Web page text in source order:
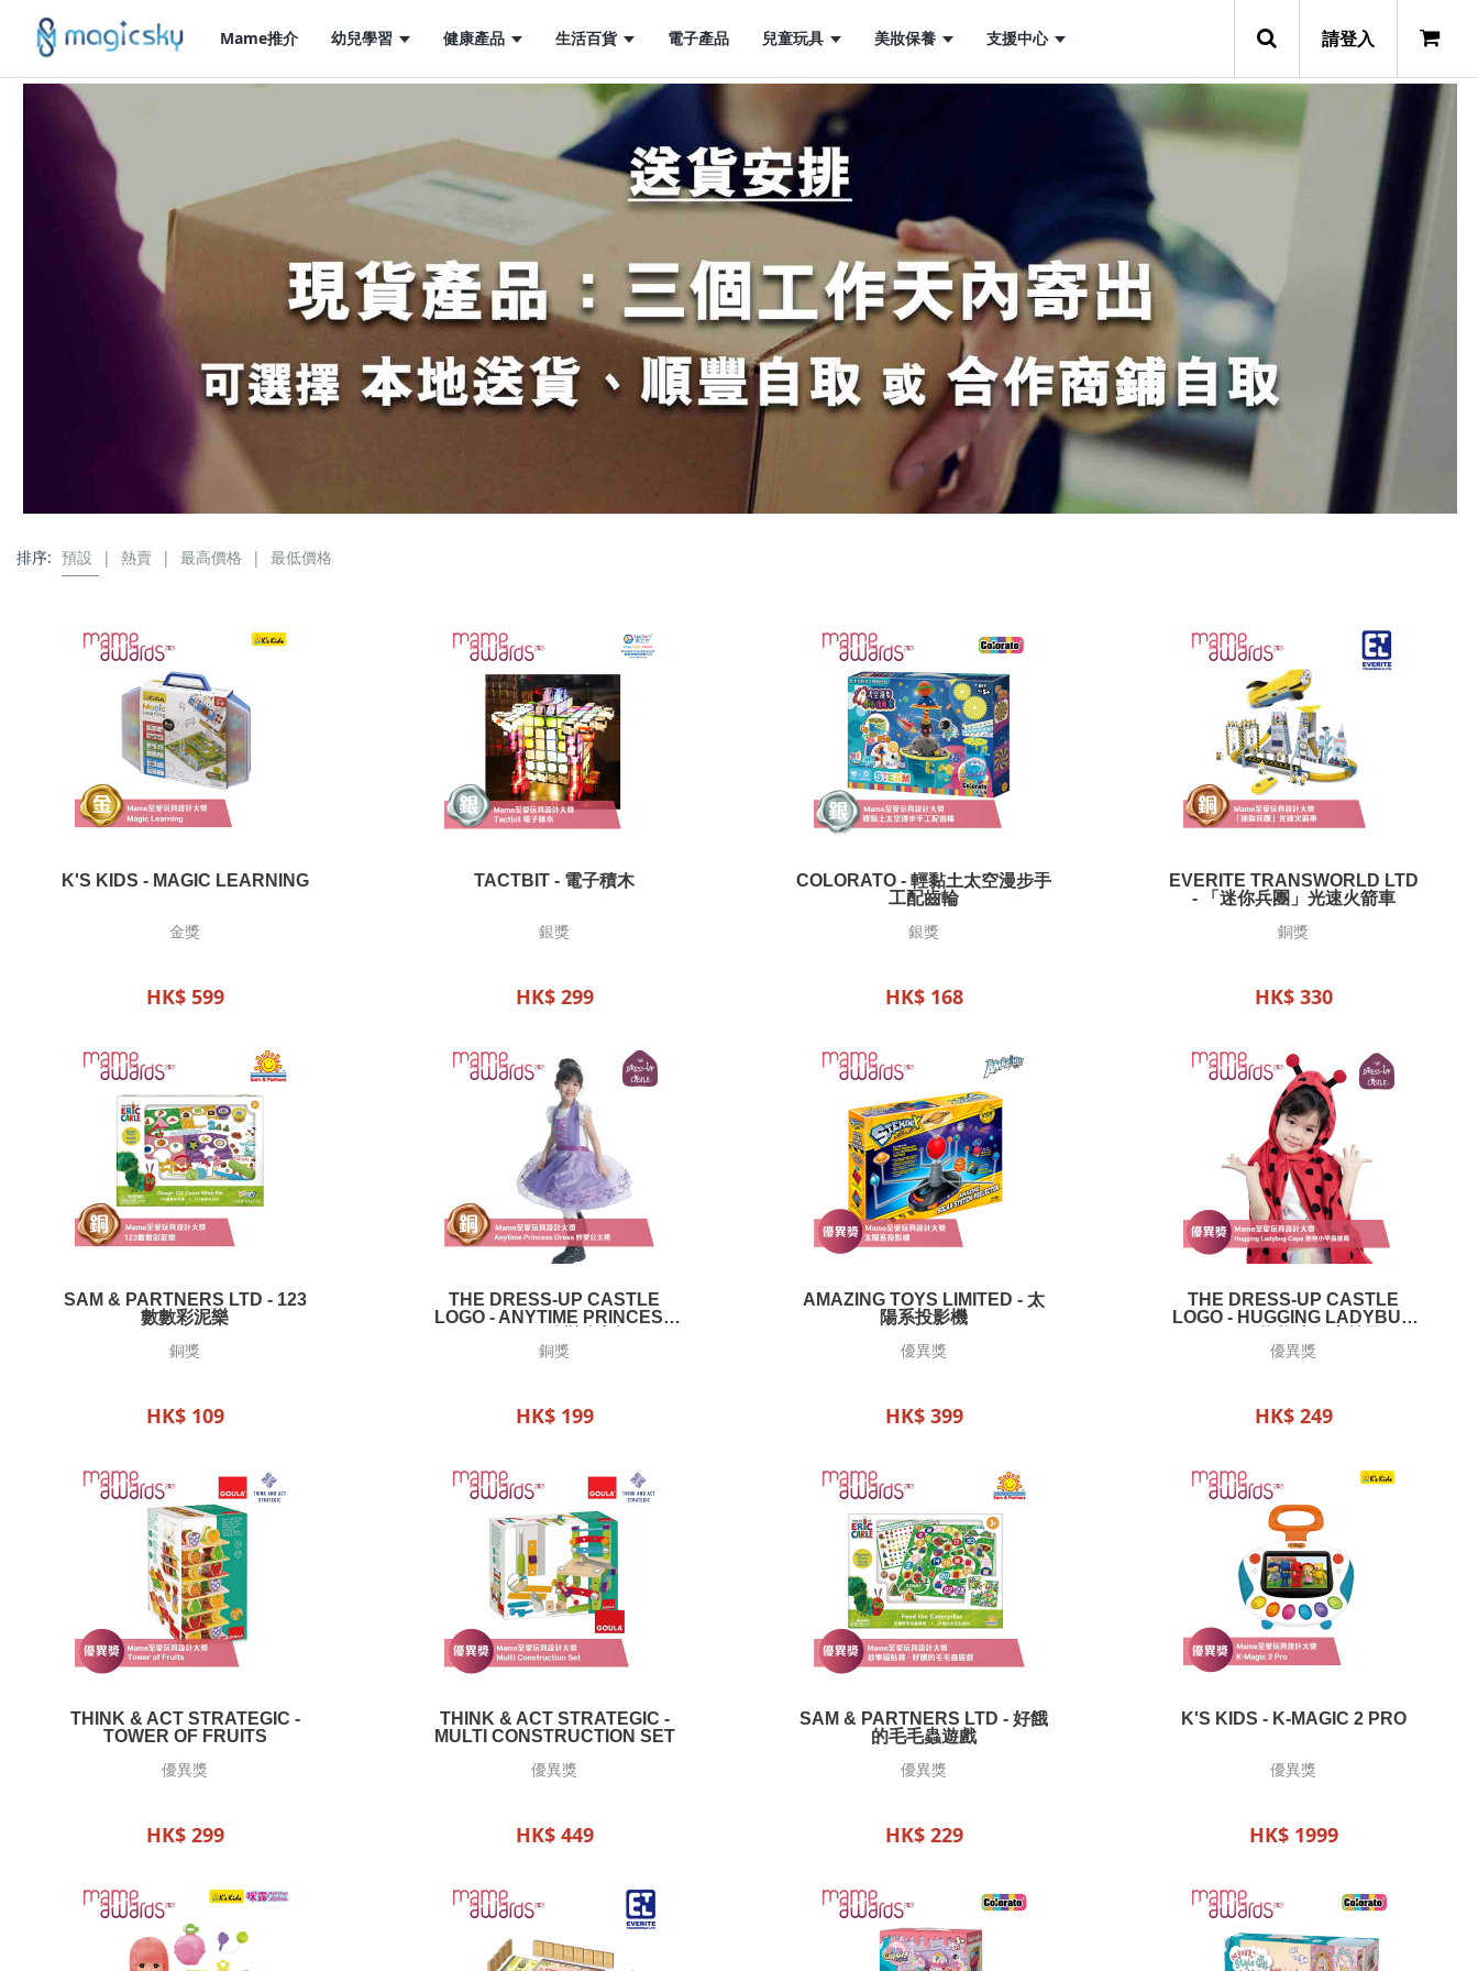
Mame推介 幼兒學習 健康產品 生活百貨 電子產品 兒童玩具 美妝保養 支援中心 請登入
排序: 預設 | 熱賣 | 最高價格 | 最低價格
K'S KIDS - MAGIC LEARNING
金獎
HK$ 599
TACTBIT - 電子積木
銀獎
HK$ 299
COLORATO - 輕黏土太空漫步手
工配齒輪
銀獎
HK$ 168
EVERITE TRANSWORLD LTD
- 「迷你兵團」光速火箭車
銅獎
HK$ 330
SAM & PARTNERS LTD - 123
數數彩泥樂
銅獎
HK$ 109
THE DRESS-UP CASTLE
LOGO - ANYTIME PRINCESS
銅獎
HK$ 199
AMAZING TOYS LIMITED - 太
陽系投影機
優異獎
HK$ 399
THE DRESS-UP CASTLE
LOGO - HUGGING LADYBUG
優異獎
HK$ 249
THINK & ACT STRATEGIC -
TOWER OF FRUITS
優異獎
HK$ 299
THINK & ACT STRATEGIC -
MULTI CONSTRUCTION SET
優異獎
HK$ 449
SAM & PARTNERS LTD - 好餓
的毛毛蟲遊戲
優異獎
HK$ 229
K'S KIDS - K-MAGIC 2 PRO
優異獎
HK$ 1999